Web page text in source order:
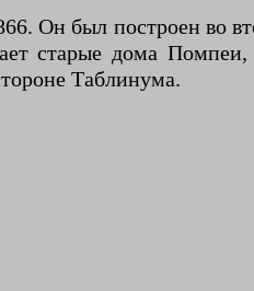
Он был построен во
старые дома Помпеи,
Таблинума.